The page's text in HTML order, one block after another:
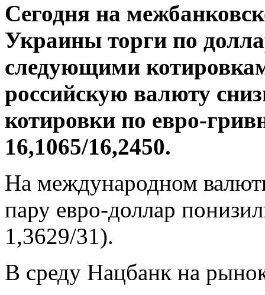
Сегодня на
Украины торги по
следующими
российскую валюту
котировки по евро-
16,1065/16,2450.
На международном
пару евро-доллар
1,3629/31).
В среду Нацбанк на